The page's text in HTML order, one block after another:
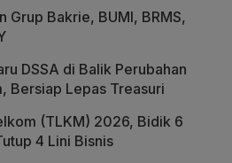
Grup Bakrie, BUMI, BRMS,
DSSA di Balik Perubahan
Bersiap Lepas Treasuri
(TLKM) 2026, Bidik 6
4 Lini Bisnis